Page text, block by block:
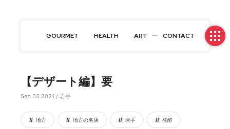
GOURMET HEALTH ART CONTACT
【デザート編】要
Sep.03.2021 / 岩手
地方 地方の名店 岩手 発酵